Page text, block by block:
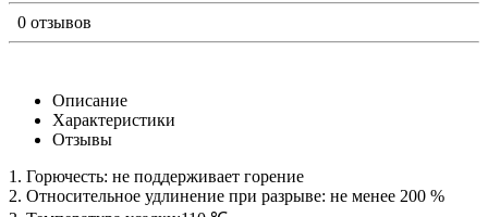
0 отзывов
Описание
Характеристики
Отзывы
1. Горючесть: не поддерживает горение
2. Относительное удлинение при разрыве: не менее 200 %